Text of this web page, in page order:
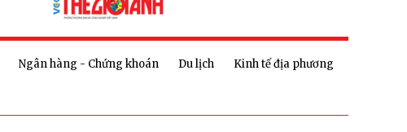
Ngân hàng - Chứng khoán Du lịch
Kinh tế địa phương